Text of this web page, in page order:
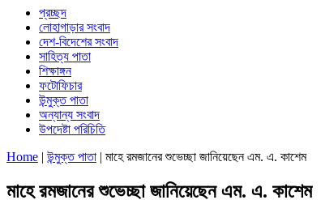
প্রচ্ছদ
লোহাগাড়ার সংবাদ
দেশ-বিদেশের সংবাদ
সাহিত্য পাতা
শিক্ষাঙ্গন
ফটোফিচার
উন্মুক্ত পাতা
অন্যান্য সংবাদ
উপদেষ্টা পরিচিতি
Home | উন্মুক্ত পাতা | মাহে রমজানের শুভেচ্ছা জানিয়েছেন এম. এ. কাশেম
মাহে রমজানের শুভেচ্ছা জানিয়েছেন এম. এ. কাশেম